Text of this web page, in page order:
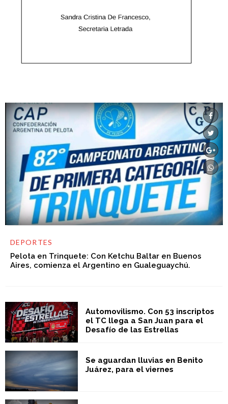
DEPORTES
Pelota en Trinquete: Con Ketchu Baltar en Buenos
Aires, comienza el Argentino en Gualeguaychú.
Automovilismo. Con 53 inscriptos
el TC llega a San Juan para el
Desafío de las Estrellas
Se aguardan lluvias en Benito
Juárez, para el viernes